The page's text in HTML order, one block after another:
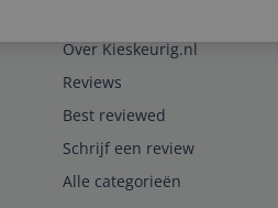
Over Kieskeurig.nl
Reviews
Best reviewed
Schrijf een review
Alle categorieën